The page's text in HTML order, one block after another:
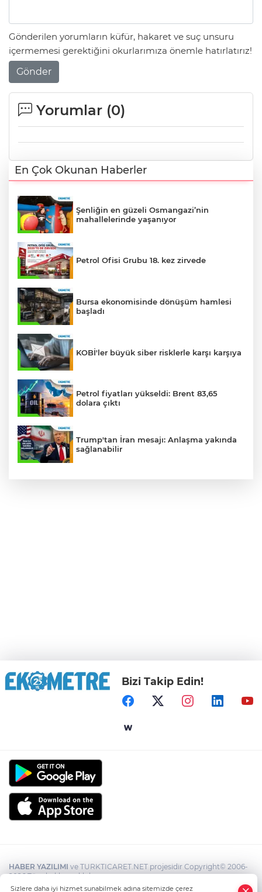
Gönderilen yorumların küfür, hakaret ve suç unsuru
içermemesi gerektiğini okurlarımıza önemle hatırlatırız!
Gönder
Yorumlar (0)
En Çok Okunan Haberler
Şenliğin en güzeli Osmangazi’nin
mahallelerinde yaşanıyor
Petrol Ofisi Grubu 18. kez zirvede
Bursa ekonomisinde dönüşüm hamlesi
başladı
KOBİ'ler büyük siber risklerle karşı karşıya
Petrol fiyatları yükseldi: Brent 83,65
dolara çıktı
Trump'tan İran mesajı: Anlaşma yakında
sağlanabilir
Bizi Takip Edin!
HABER YAZILIMI ve TURKTICARET.NET projesidir Copyright© 2006-
2026 Tüm hakları saklıdır.
Sizlere daha iyi hizmet sunabilmek adına sitemizde çerez